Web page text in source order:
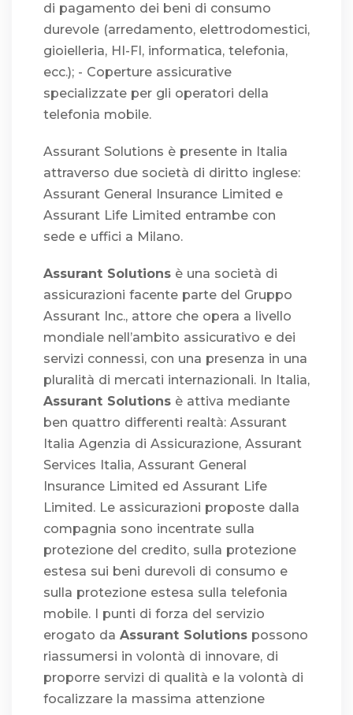
di pagamento dei beni di consumo
durevole (arredamento, elettrodomestici,
gioielleria, HI-FI, informatica, telefonia,
ecc.); - Coperture assicurative
specializzate per gli operatori della
telefonia mobile.
Assurant Solutions è presente in Italia
attraverso due società di diritto inglese:
Assurant General Insurance Limited e
Assurant Life Limited entrambe con
sede e uffici a Milano.
Assurant Solutions è una società di
assicurazioni facente parte del Gruppo
Assurant Inc., attore che opera a livello
mondiale nell’ambito assicurativo e dei
servizi connessi, con una presenza in una
pluralità di mercati internazionali. In Italia,
Assurant Solutions è attiva mediante
ben quattro differenti realtà: Assurant
Italia Agenzia di Assicurazione, Assurant
Services Italia, Assurant General
Insurance Limited ed Assurant Life
Limited. Le assicurazioni proposte dalla
compagnia sono incentrate sulla
protezione del credito, sulla protezione
estesa sui beni durevoli di consumo e
sulla protezione estesa sulla telefonia
mobile. I punti di forza del servizio
erogato da Assurant Solutions possono
riassumersi in volontà di innovare, di
proporre servizi di qualità e la volontà di
focalizzare la massima attenzione